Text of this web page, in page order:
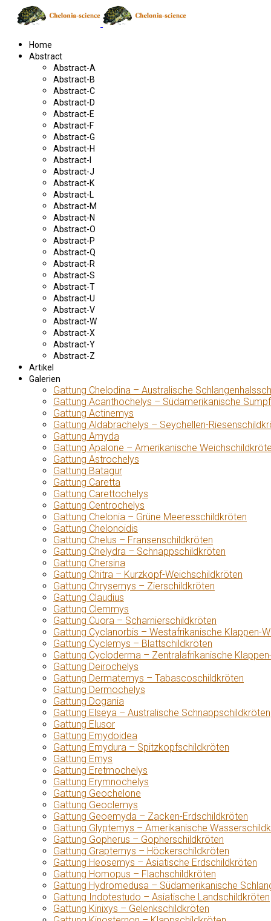
Home
Abstract
Abstract-A
Abstract-B
Abstract-C
Abstract-D
Abstract-E
Abstract-F
Abstract-G
Abstract-H
Abstract-I
Abstract-J
Abstract-K
Abstract-L
Abstract-M
Abstract-N
Abstract-O
Abstract-P
Abstract-Q
Abstract-R
Abstract-S
Abstract-T
Abstract-U
Abstract-V
Abstract-W
Abstract-X
Abstract-Y
Abstract-Z
Artikel
Galerien
Gattung Chelodina – Australische
Gattung Acanthochelys – Südamerikanische
Gattung Actinemys
Gattung Aldabrachelys – Seychellen-
Gattung Amyda
Gattung Apalone – Amerikanische
Gattung Astrochelys
Gattung Batagur
Gattung Caretta
Gattung Carettochelys
Gattung Centrochelys
Gattung Chelonia – Grüne Meeresschildkröten
Gattung Chelonoidis
Gattung Chelus – Fransenschildkröten
Gattung Chelydra – Schnappschildkröten
Gattung Chersina
Gattung Chitra – Kurzkopf-Weichschildkröten
Gattung Chrysemys – Zierschildkröten
Gattung Claudius
Gattung Clemmys
Gattung Cuora – Scharnierschildkröten
Gattung Cyclanorbis – Westafrikanische Klappen-
Gattung Cyclemys – Blattschildkröten
Gattung Cycloderma – Zentralafrikanische
Gattung Deirochelys
Gattung Dermatemys – Tabascoschildkröten
Gattung Dermochelys
Gattung Dogania
Gattung Elseya – Australische Schnappschildkröten
Gattung Elusor
Gattung Emydoidea
Gattung Emydura – Spitzkopfschildkröten
Gattung Emys
Gattung Eretmochelys
Gattung Erymnochelys
Gattung Geochelone
Gattung Geoclemys
Gattung Geoemyda – Zacken-Erdschildkröten
Gattung Glyptemys – Amerikanische
Gattung Gopherus – Gopherschildkröten
Gattung Graptemys – Höckerschildkröten
Gattung Heosemys – Asiatische Erdschildkröten
Gattung Homopus – Flachschildkröten
Gattung Hydromedusa – Südamerikanische
Gattung Indotestudo – Asiatische Landschildkröten
Gattung Kinixys – Gelenkschildkröten